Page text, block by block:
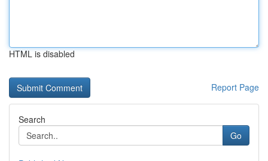
HTML is disabled
Report Page
Search
Go